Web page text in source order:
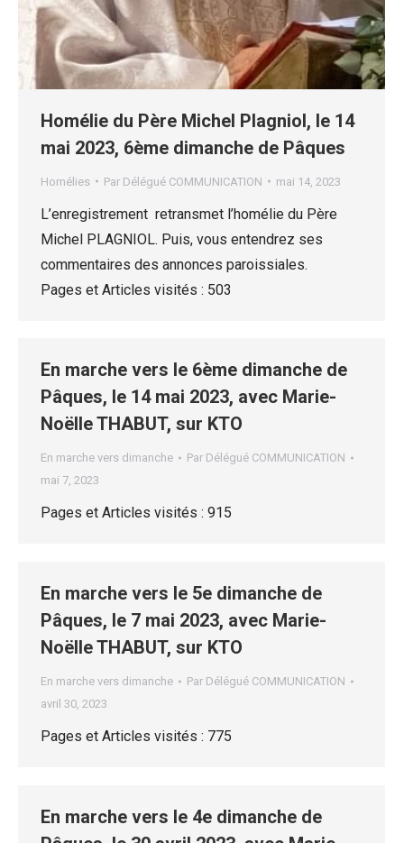
Homélie du Père Michel Plagniol, le 14
mai 2023, 6ème dimanche de Pâques
Homélies Par Délégué COMMUNICATION mai 14, 2023
L’enregistrement retransmet l’homélie du Père
Michel PLAGNIOL. Puis, vous entendrez ses
commentaires des annonces paroissiales.
Pages et Articles visités : 503
En marche vers le 6ème dimanche de
Pâques, le 14 mai 2023, avec Marie-
Noëlle THABUT, sur KTO
En marche vers dimanche Par Délégué COMMUNICATION
mai 7, 2023
Pages et Articles visités : 915
En marche vers le 5e dimanche de
Pâques, le 7 mai 2023, avec Marie-
Noëlle THABUT, sur KTO
En marche vers dimanche Par Délégué COMMUNICATION
avril 30, 2023
Pages et Articles visités : 775
En marche vers le 4e dimanche de